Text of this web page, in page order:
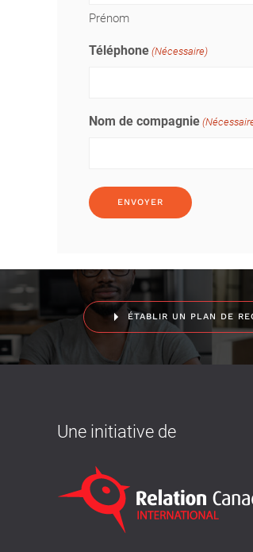
Prénom
Téléphone (Nécessaire)
Nom de compagnie
ÉTABLIR UN PLAN DE
Une initiative de